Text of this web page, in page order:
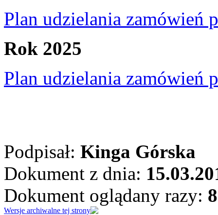
Plan udzielania zamówień
Rok 2025
Plan udzielania zamówień
Podpisał: Kinga Górska
Dokument z dnia:
Dokument oglądany razy:
Wersje archiwalne tej strony